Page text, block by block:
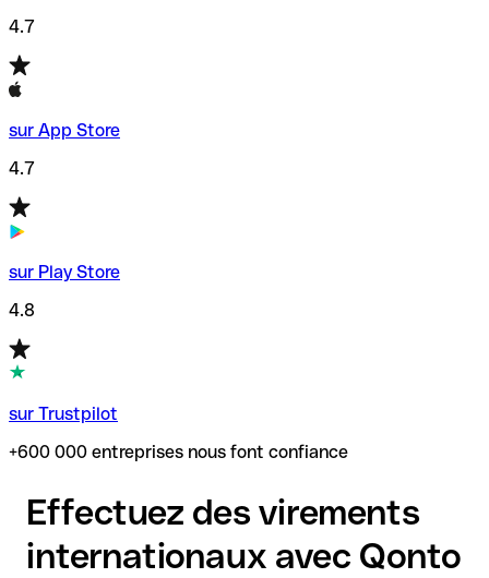
4.7
sur App Store
4.7
sur Play Store
4.8
sur Trustpilot
+600 000 entreprises nous font confiance
Effectuez des virements
internationaux avec Qonto